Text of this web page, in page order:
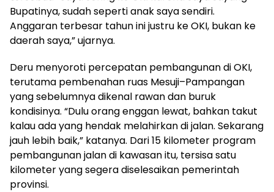
Bupatinya, sudah seperti anak saya sendiri.
Anggaran terbesar tahun ini justru ke OKI, bukan ke
daerah saya,” ujarnya.
Deru menyoroti percepatan pembangunan di OKI,
terutama pembenahan ruas Mesuji–Pampangan
yang sebelumnya dikenal rawan dan buruk
kondisinya. “Dulu orang enggan lewat, bahkan takut
kalau ada yang hendak melahirkan di jalan. Sekarang
jauh lebih baik,” katanya. Dari 15 kilometer program
pembangunan jalan di kawasan itu, tersisa satu
kilometer yang segera diselesaikan pemerintah
provinsi.